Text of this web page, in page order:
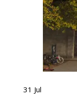
31 Jul